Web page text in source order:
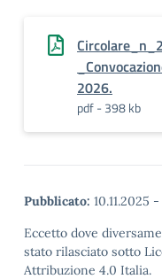
2026.
pdf - 398 kb
Pubblicato: 10.11.2025 -
Eccetto dove
stato rilasciato sotto
Attribuzione 4.0 Italia.